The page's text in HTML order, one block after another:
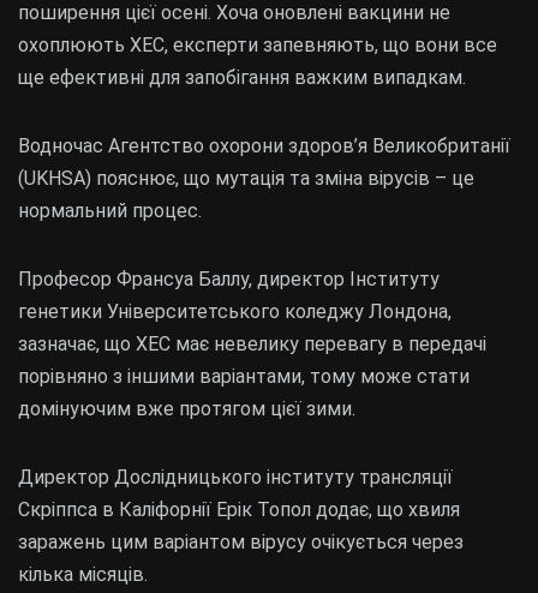
поширення цієї осені. Хоча оновлені вакцини не
охоплюють XEC, експерти запевняють, що вони все
ще ефективні для запобігання важким випадкам.
Водночас Агентство охорони здоров’я Великобританії
(UKHSA) пояснює, що мутація та зміна вірусів – це
нормальний процес.
Професор Франсуа Баллу, директор Інституту
генетики Університетського коледжу Лондона,
зазначає, що XEC має невелику перевагу в передачі
порівняно з іншими варіантами, тому може стати
домінуючим вже протягом цієї зими.
Директор Дослідницького інституту трансляції
Скріппса в Каліфорнії Ерік Топол додає, що хвиля
заражень цим варіантом вірусу очікується через
кілька місяців.